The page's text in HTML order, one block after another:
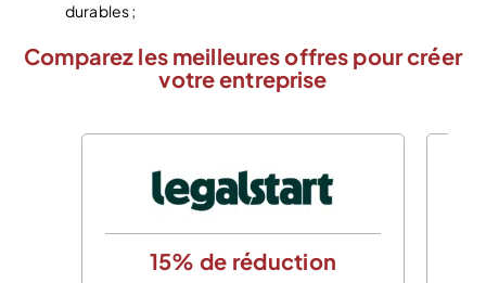
durables ;
Comparez les meilleures offres pour créer
votre entreprise
15% de réduction